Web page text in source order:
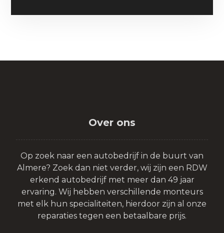
Over ons
Op zoek naar een autobedrijf in de buurt van
Almere? Zoek dan niet verder, wij zijn een RDW
erkend autobedrijf met meer dan 49 jaar
ervaring. Wij hebben verschillende monteurs
met elk hun specialiteiten, hierdoor zijn al onze
reparaties tegen een betaalbare prijs.